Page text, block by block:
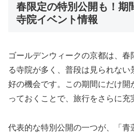
春限定の特別公開も！期
寺院イベント情報
ゴールデンウィークの京都は、
る寺院が多く、普段は見られない
好の機会です。この期間にだけ開
っておくことで、旅行をさらに充
代表的な特別公開の一つが、「青